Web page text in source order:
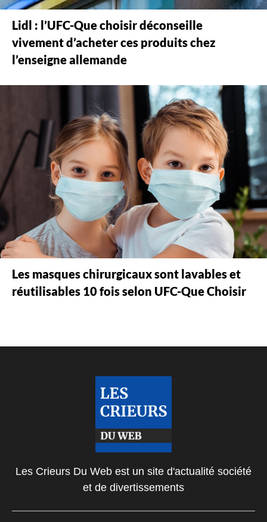
Lidl : l’UFC-Que choisir déconseille
vivement d’acheter ces produits chez
l’enseigne allemande
Les masques chirurgicaux sont lavables et
réutilisables 10 fois selon UFC-Que Choisir
Les Crieurs Du Web est un site d'actualité société
et de divertissements